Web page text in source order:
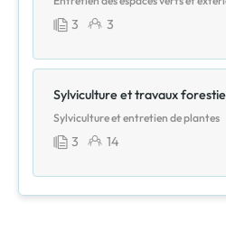
3 3
Sylviculture et travaux
Sylviculture et entretien de plantes
3 14